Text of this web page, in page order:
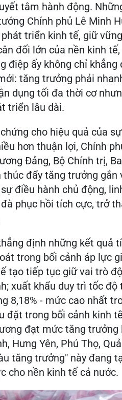
tâm hành động.
Chính phủ Lê Minh
triển kinh tế, giữ
đối lớn của nền kinh
điệp ấy không chỉ
tăng trưởng phải
dụng tối đa thời cơ
triển lâu dài.
cho hiệu quả của
hơn thuận lợi, Chính
Đảng, Bộ Chính trị,
đẩy tăng trưởng
điều hành chủ động,
phục hồi tích cực, trở
định những kết quả
trong bối cảnh áp lực
tạo tiếp tục giữ vai trò
xuất khẩu duy trì tốc
8,18% - mức cao nhất
đặt trong bối cảnh kinh
đạt mức tăng trưởng
Hưng Yên, Phú Thọ,
tăng trưởng" này đang
cho nền kinh tế cả nước.